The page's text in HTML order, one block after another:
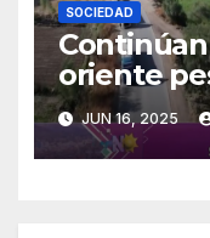
SOCIEDAD
oriente
JUN 16, 2025